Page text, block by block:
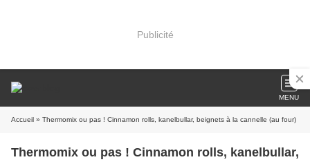
Publicité
MENU
Accueil » Thermomix ou pas ! Cinnamon rolls, kanelbullar, beignets à la cannelle (au four)
Thermomix ou pas ! Cinnamon rolls, kanelbullar,